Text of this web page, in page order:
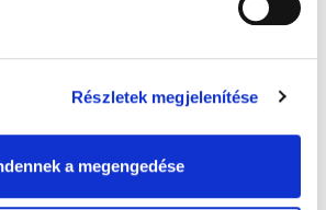
Részletek megjelenítése
a megengedése
sötét oldala: így
és gyermekeinket
bizonytalan eredetű